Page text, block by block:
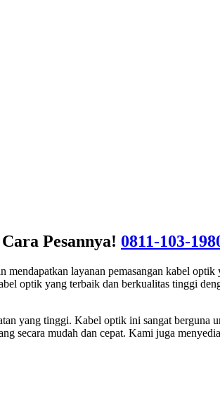
Pesannya! 0811-103-
layanan pemasangan kabel
optik yang terbaik dan berkualitas tinggi
yang tinggi. Kabel optik ini sangat berguna
secara mudah dan cepat. Kami juga